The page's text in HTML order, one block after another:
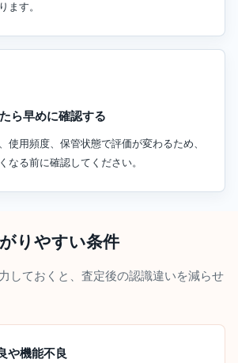
ます。
ら早めに確認する
使用頻度、保管状態で評価が変わるため、
なる前に確認してください。
りやすい条件
しておくと、査定後の認識違いを減らせ
や機能不良